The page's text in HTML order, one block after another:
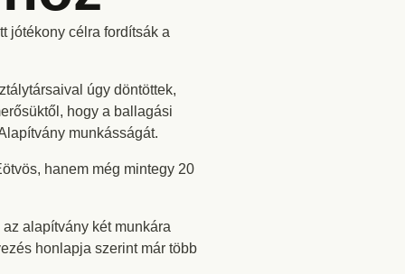
jótékony célra fordítsák a
úgy döntöttek,
hogy a ballagási
munkásságát.
hanem még mintegy 20
alapítvány két munkára
honlapja szerint már több